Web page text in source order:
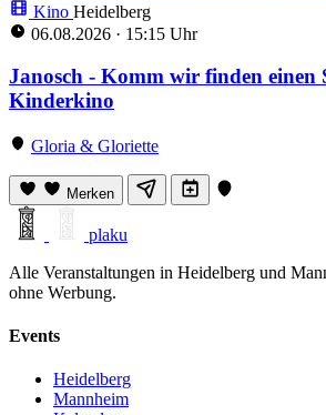
Kino Heidelberg
06.08.2026 · 15:15 Uhr
Janosch - Komm wir finden einen
Kinderkino
Gloria & Gloriette
Merken
plaku
Alle Veranstaltungen in Heidelberg und
ohne Werbung.
Events
Heidelberg
Mannheim